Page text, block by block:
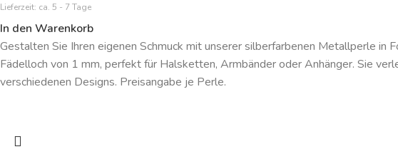
Lieferzeit: ca. 5 - 7 Tage
In den Warenkorb
Gestalten Sie Ihren eigenen Schmuck mit unserer silberfarbenen Metallperle
Fädelloch von 1 mm, perfekt für Halsketten, Armbänder oder Anhänger. Sie
verschiedenen Designs. Preisangabe je Perle.